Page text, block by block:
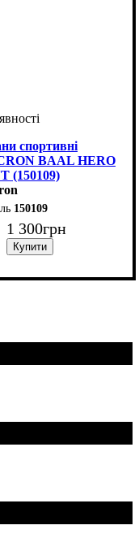
спортивні
BAAL HERO
(150109)
150109
1 300грн